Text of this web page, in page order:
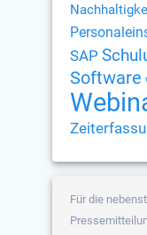
SAP
Software
Für die